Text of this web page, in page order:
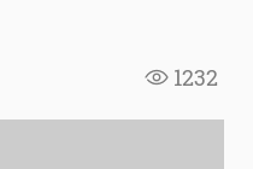
1232